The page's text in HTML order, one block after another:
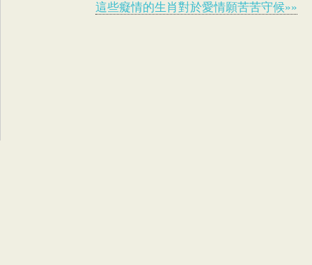
這些癡情的生肖對於愛情願苦苦守候»»